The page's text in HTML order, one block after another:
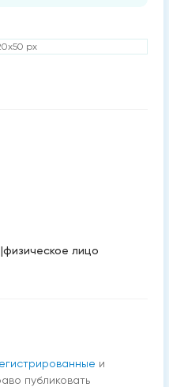
px
|физическое лицо
и
публиковать